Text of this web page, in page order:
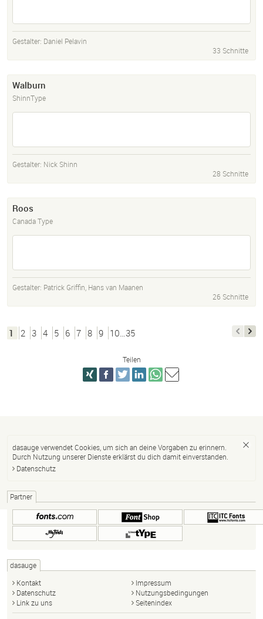
Gestalter: Daniel Pelavin
33 Schnitte
Walburn
ShinnType
Gestalter: Nick Shinn
28 Schnitte
Roos
Canada Type
Gestalter: Patrick Griffin, Hans van Maanen
26 Schnitte
1 2 3 4 5 6 7 8 9 10…35
Teilen
dasauge verwendet Cookies, um sich an deine Vorgaben zu erinnern.
Durch Nutzung unserer Dienste erklärst du dich damit einverstanden.
Datenschutz
Partner
dasauge
Kontakt
Impressum
Datenschutz
Nutzungsbedingungen
Link zu uns
Seitenindex